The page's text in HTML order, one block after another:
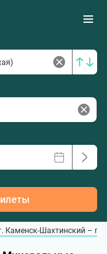
Каменск-Шахтинский – г.